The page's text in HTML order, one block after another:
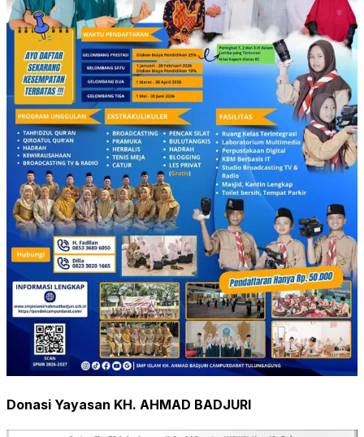
Donasi Yayasan KH. AHMAD BADJURI